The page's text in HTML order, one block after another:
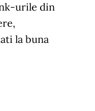
urile din
la buna